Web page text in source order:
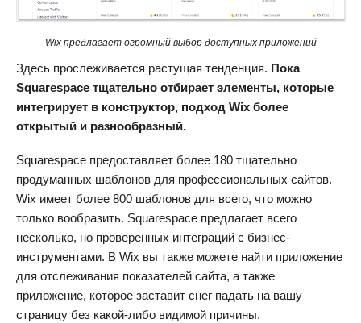
Wix предлагает огромный выбор доступных приложений
Здесь прослеживается растущая тенденция. Пока
Squarespace тщательно отбирает элементы, которые
интегрирует в конструктор, подход Wix более
открытый и разнообразный.
Squarespace предоставляет более 180 тщательно
продуманных шаблонов для профессиональных сайтов.
Wix имеет более 800 шаблонов для всего, что можно
только вообразить. Squarespace предлагает всего
несколько, но проверенных интеграций с бизнес-
инструментами. В Wix вы также можете найти приложение
для отслеживания показателей сайта, а также
приложение, которое заставит снег падать на вашу
страницу без какой-либо видимой причины.